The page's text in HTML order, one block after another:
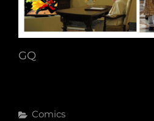
GQ
Categories
Comics